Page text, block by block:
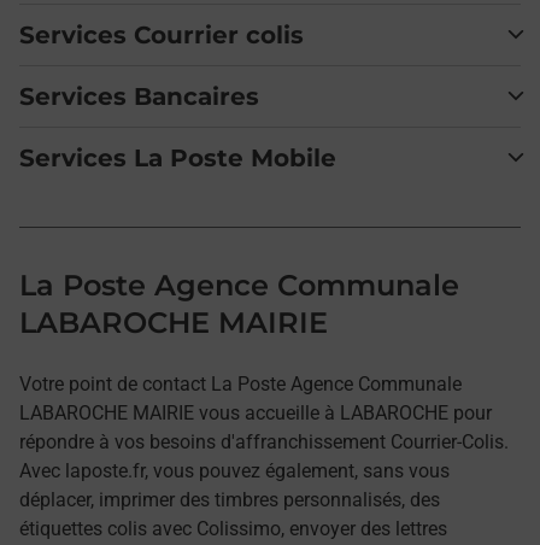
Services Courrier colis
Services Bancaires
Services La Poste Mobile
La Poste Agence Communale
LABAROCHE MAIRIE
Votre point de contact La Poste Agence Communale
LABAROCHE MAIRIE vous accueille à LABAROCHE pour
répondre à vos besoins d'affranchissement Courrier-Colis.
Avec laposte.fr, vous pouvez également, sans vous
déplacer, imprimer des timbres personnalisés, des
étiquettes colis avec Colissimo, envoyer des lettres